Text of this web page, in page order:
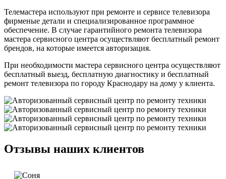
Телемастера используют при ремонте и сервисе телевизора
фирменые детали и специализированное программное
обеспечение. В случае гарантийного ремонта телевизора
мастера сервисного центра осуществляют бесплатный ремонт
брендов, на которые имеется авторизация.
При необходимости мастера сервисного центра осуществляют
бесплатный выезд, бесплатную диагностику и бесплатный
ремонт телевизора по городу Краснодару на дому у клиента.
Отзывы наших клиентов